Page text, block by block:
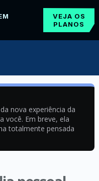
VEJA OS
PLANOS
nova experiência da
você. Em breve, ela
totalmente pensada